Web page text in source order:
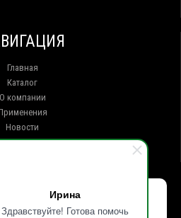
Ирина
Здравствуйте! Готова помочь
Главная
Каталог
О компании
Новости
и оплата
Клары Цеткин, 16, офис 15
чтобы улучшить работу